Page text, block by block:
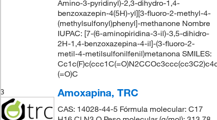
Amino-3-pyridinyl)-2,3-dihydro-1,4-
benzoxazepin-4(5H)-yl][3-fluoro-2-methyl-4-
(methylsulfonyl)phenyl]-methanone Nombre
IUPAC: [7-(6-aminopiridina-3-il)-3,5-dihidro-
2H-1,4-benzoxazepina-4-il]-(3-fluoro-2-
metil-4-metilsulfonilfenil)metanona SMILES:
(=O)C
3
Amoxapina, TRC
CAS: 14028-44-5 Fórmula molecular: C17